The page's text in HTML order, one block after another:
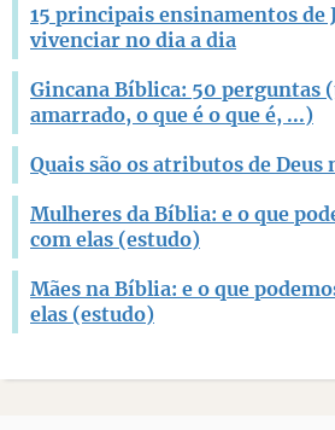
15 principais ensinamentos de
vivenciar no dia a dia
Gincana Bíblica: 50 perguntas
amarrado, o que é o que é, ...)
Quais são os atributos de Deus
Mulheres da Bíblia: e o que
com elas (estudo)
Mães na Bíblia: e o que
elas (estudo)